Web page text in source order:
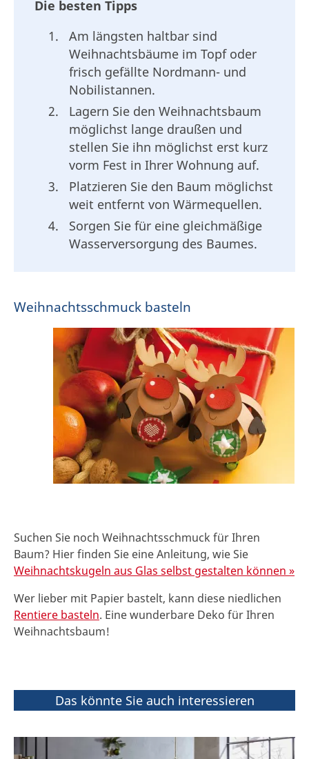
Die besten Tipps
Am längsten haltbar sind
Weihnachtsbäume im Topf oder
frisch gefällte Nordmann- und
Nobilistannen.
Lagern Sie den Weihnachtsbaum
möglichst lange draußen und
stellen Sie ihn möglichst erst kurz
vorm Fest in Ihrer Wohnung auf.
Platzieren Sie den Baum möglichst
weit entfernt von Wärmequellen.
Sorgen Sie für eine gleichmäßige
Wasserversorgung des Baumes.
Weihnachtsschmuck basteln
Suchen Sie noch Weihnachtsschmuck für Ihren
Baum? Hier finden Sie eine Anleitung, wie Sie
Weihnachtskugeln aus Glas selbst gestalten können »
Wer lieber mit Papier bastelt, kann diese niedlichen
Rentiere basteln. Eine wunderbare Deko für Ihren
Weihnachtsbaum!
Das könnte Sie auch interessieren